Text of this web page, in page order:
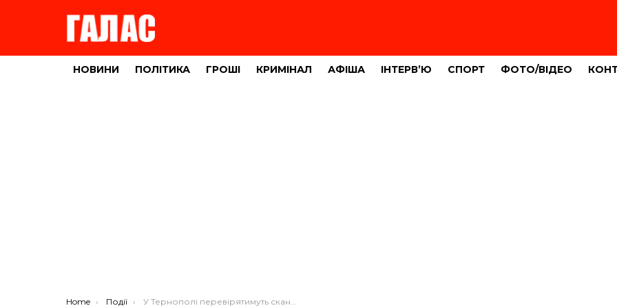
НОВИНИ ПОЛІТИКА ГРОШІ КРИМІНАЛ АФІША ІНТЕРВ’Ю СПОРТ ФОТО/ВІДЕО
You are here:
Home Події У Тернополі перевірятимуть скандальну забудову